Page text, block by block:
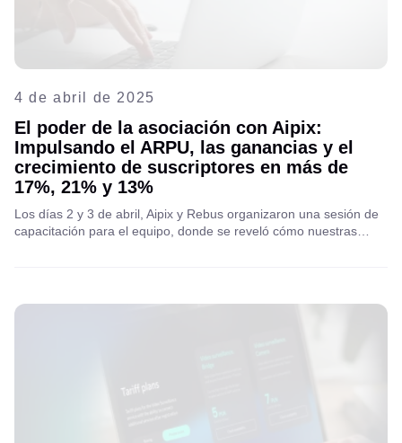
4 de abril de 2025
El poder de la asociación con Aipix:
Impulsando el ARPU, las ganancias y el
crecimiento de suscriptores en más de
17%, 21% y 13%
Los días 2 y 3 de abril, Aipix y Rebus organizaron una sesión de
capacitación para el equipo, donde se reveló cómo nuestras